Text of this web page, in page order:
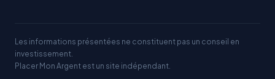
Les informations présentées ne constituent pas un conseil en
investissement.
Placer Mon Argent est un site indépendant.